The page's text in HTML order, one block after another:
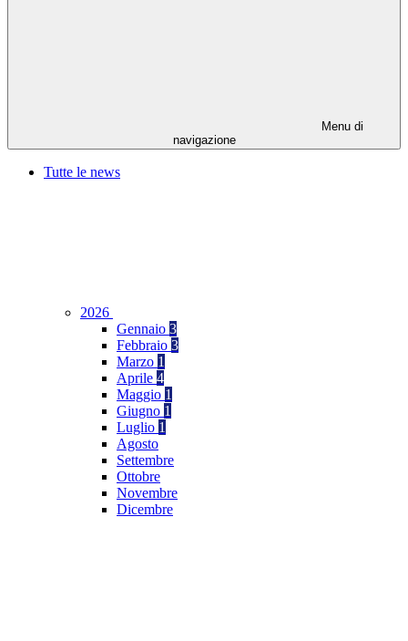
Menu di
navigazione
Tutte le news
2026
Gennaio 3
Febbraio 3
Marzo 1
Aprile 4
Maggio 1
Giugno 1
Luglio 1
Agosto
Settembre
Ottobre
Novembre
Dicembre